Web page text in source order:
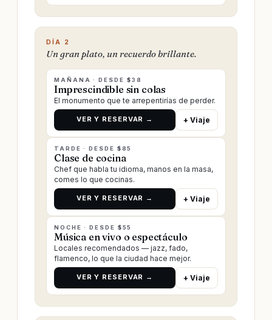
DÍA 2
Un gran plato, un recuerdo brillante.
MAÑANA · DESDE $38
Imprescindible sin colas
El monumento que te arrepentirías de perder.
VER Y RESERVAR → + Viaje
TARDE · DESDE $85
Clase de cocina
Chef que habla tu idioma, manos en la masa,
comes lo que cocinas.
VER Y RESERVAR → + Viaje
NOCHE · DESDE $55
Música en vivo o espectáculo
Locales recomendados — jazz, fado,
flamenco, lo que la ciudad hace mejor.
VER Y RESERVAR → + Viaje